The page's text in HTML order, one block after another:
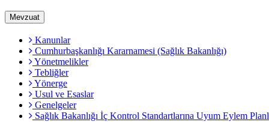
Mevzuat
Kanunlar
Cumhurbaşkanlığı Kararnamesi (Sağlık Bakanlığı)
Yönetmelikler
Tebliğler
Yönerge
Usul ve Esaslar
Genelgeler
Sağlık Bakanlığı İç Kontrol Standartlarına Uyum Eylem